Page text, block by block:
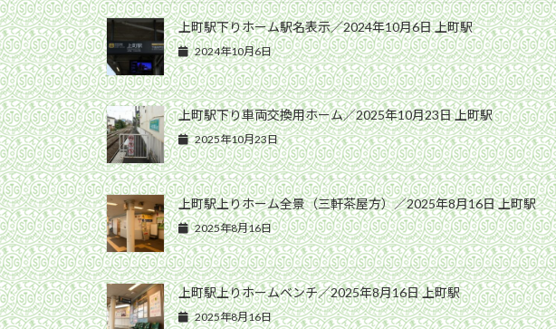
上町駅下りホーム駅名表示／2024年10月6日 上町駅
2024年10月6日
上町駅下り車両交換用ホーム／2025年10月23日 上町駅
2025年10月23日
上町駅上りホーム全景（三軒茶屋方）／2025年8月16日 上町駅
2025年8月16日
上町駅上りホームベンチ／2025年8月16日 上町駅
2025年8月16日